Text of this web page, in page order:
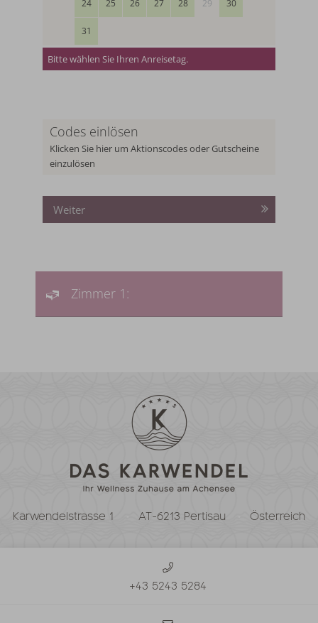
24 25 26 27 28 29 30
31
Bitte wählen Sie Ihren Anreisetag.
Codes einlösen
Klicken Sie hier um Aktionscodes oder Gutscheine
einzulösen
Weiter
Zimmer 1:
Karwendelstrasse 1 AT-6213 Pertisau Österreich
+43 5243 5284